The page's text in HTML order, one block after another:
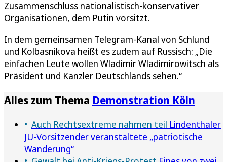
Zusammenschluss nationalistisch-konservativer
Organisationen, dem Putin vorsitzt.
In dem gemeinsamen Telegram-Kanal von Schlund
und Kolbasnikova heißt es zudem auf Russisch: „Die
einfachen Leute wollen Wladimir Wladimirowitsch als
Präsident und Kanzler Deutschlands sehen.“
Alles zum Thema Demonstration Köln
Auch Rechtsextreme nahmen teil Lindenthaler
JU-Vorsitzender veranstaltete „patriotische
Wanderung“